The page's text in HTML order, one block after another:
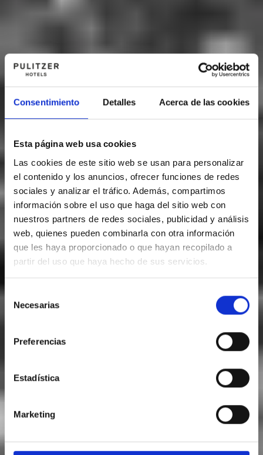
Consentimiento Detalles Acerca de las cookies
Esta página web usa cookies
Las cookies de este sitio web se usan para personalizar
el contenido y los anuncios, ofrecer funciones de redes
sociales y analizar el tráfico. Además, compartimos
información sobre el uso que haga del sitio web con
nuestros partners de redes sociales, publicidad y análisis
web, quienes pueden combinarla con otra información
que les haya proporcionado o que hayan recopilado a
partir del uso que haya hecho de sus servicios.
Selección
Necesarias
Preferencias
Estadística
Marketing